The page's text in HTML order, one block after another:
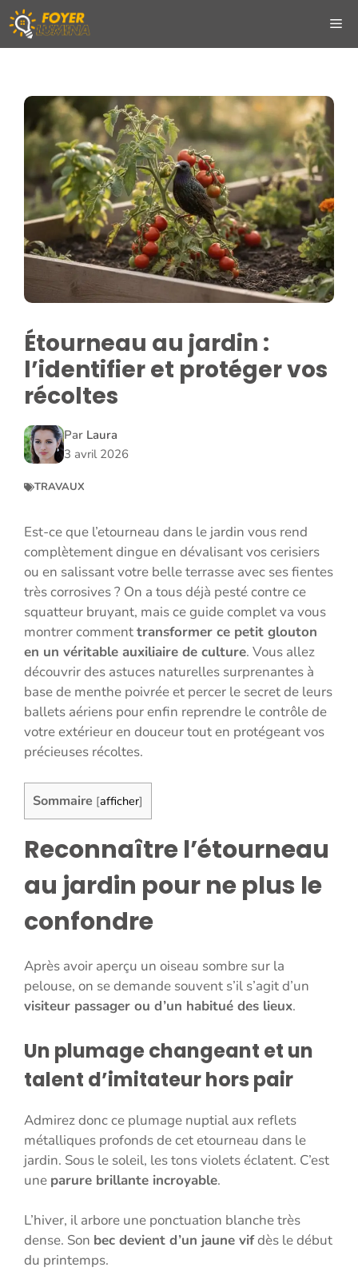
Aller
au
contenu
Étourneau au jardin :
l’identifier et protéger vos
récoltes
Par Laura
3 avril 2026
TRAVAUX
Est-ce que l’etourneau dans le jardin vous rend
complètement dingue en dévalisant vos cerisiers
ou en salissant votre belle terrasse avec ses fientes
très corrosives ? On a tous déjà pesté contre ce
squatteur bruyant, mais ce guide complet va vous
montrer commenttransformer ce petit glouton
en un véritable auxiliaire de culture. Vous allez
découvrir des astuces naturelles surprenantes à
base de menthe poivrée et percer le secret de leurs
ballets aériens pour enfin reprendre le contrôle de
votre extérieur en douceur tout en protégeant vos
précieuses récoltes.
Sommaire [afficher]
Reconnaître l’étourneau
au jardin pour ne plus le
confondre
Après avoir aperçu un oiseau sombre sur la
pelouse, on se demande souvent s’il s’agit d’un
visiteur passager ou d’un habitué des lieux.
Un plumage changeant et un
talent d’imitateur hors pair
Admirez donc ce plumage nuptial aux reflets
métalliques profonds de cet etourneau dans le
jardin. Sous le soleil, les tons violets éclatent. C’est
une parure brillante incroyable.
L’hiver, il arbore une ponctuation blanche très
dense. Son bec devient d’un jaune vifdès le début
du printemps.